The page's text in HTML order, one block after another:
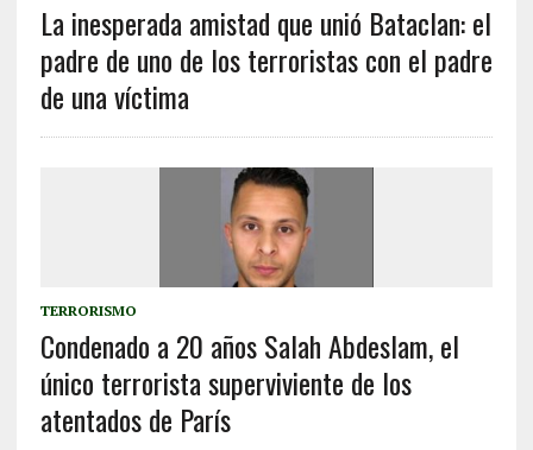
La inesperada amistad que unió Bataclan: el
padre de uno de los terroristas con el padre
de una víctima
TERRORISMO
Condenado a 20 años Salah Abdeslam, el
único terrorista superviviente de los
atentados de París